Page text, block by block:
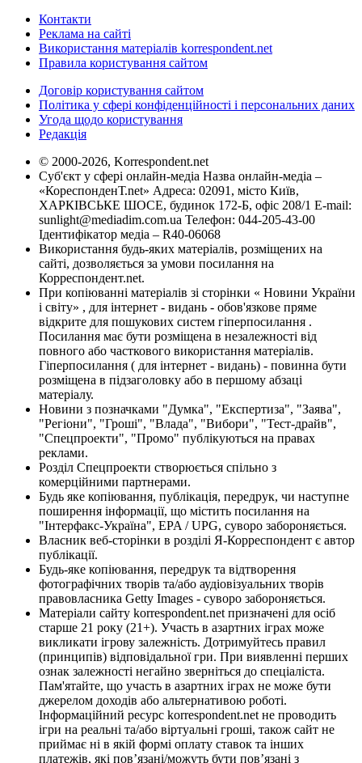
Контакти
Реклама на сайті
Використання матеріалів korrespondent.net
Правила користування сайтом
Договір користування сайтом
Політика у сфері конфіденційності і персональних даних
Угода щодо користування
Редакція
© 2000-2026, Korrespondent.net
Суб'єкт у сфері онлайн-медіа Назва онлайн-медіа –
«КореспонденТ.net» Адреса: 02091, місто Київ,
ХАРКІВСЬКЕ ШОСЕ, будинок 172-Б, офіс 208/1 E-mail:
sunlight@mediadim.com.ua Телефон: 044-205-43-00
Ідентифікатор медіа – R40-06068
Використання будь-яких матеріалів, розміщених на
сайті, дозволяється за умови посилання на
Корреспондент.net.
При копіюванні матеріалів зі сторінки « Новини України
і світу» , для інтернет - видань - обов'язкове пряме
відкрите для пошукових систем гіперпосилання .
Посилання має бути розміщена в незалежності від
повного або часткового використання матеріалів.
Гіперпосилання ( для інтернет - видань) - повинна бути
розміщена в підзаголовку або в першому абзаці
матеріалу.
Новини з позначками "Думка", "Експертиза", "Заява",
"Регіони", "Гроші", "Влада", "Вибори", "Тест-драйв",
"Спецпроекти", "Промо" публікуються на правах
реклами.
Розділ Спецпроекти створюється спільно з
комерційними партнерами.
Будь яке копіювання, публікація, передрук, чи наступне
поширення інформації, що містить посилання на
"Інтерфакс-Україна", EPA / UPG, суворо забороняється.
Власник веб-сторінки в розділі Я-Корреспондент є автор
публікації.
Будь-яке копіювання, передрук та відтворення
фотографічних творів та/або аудіовізуальних творів
правовласника Getty Images - суворо забороняється.
Матеріали сайту korrespondent.net призначені для осіб
старше 21 року (21+). Участь в азартних іграх може
викликати ігрову залежність. Дотримуйтесь правил
(принципів) відповідальної гри. При виявленні перших
ознак залежності негайно зверніться до спеціаліста.
Пам'ятайте, що участь в азартних іграх не може бути
джерелом доходів або альтернативою роботі.
Інформаційний ресурс korrespondent.net не проводить
ігри на реальні та/або віртуальні гроші, також сайт не
приймає ні в якій формі оплату ставок та інших
платежів, які пов’язані/можуть бути пов’язані з